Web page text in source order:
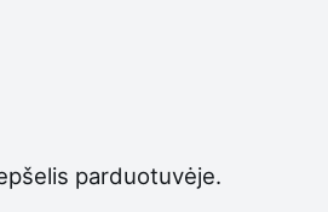
parduotuvėje.